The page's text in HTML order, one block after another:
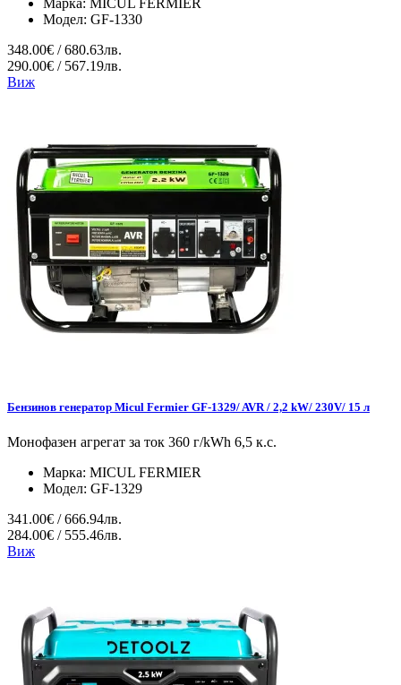
Марка: MICUL FERMIER
Модел: GF-1330
348.00€ / 680.63лв.
290.00€ / 567.19лв.
Виж
Бензинов генератор Micul Fermier GF-1329/ AVR / 2,2 kW/ 230V/ 15 л
Монофазен агрегат за ток 360 г/kWh 6,5 к.с.
Марка: MICUL FERMIER
Модел: GF-1329
341.00€ / 666.94лв.
284.00€ / 555.46лв.
Виж